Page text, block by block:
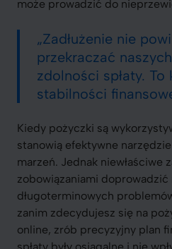
może prowadzić do
„Zadłużenie nie
przekraczać
zdolności spłaty. To
stabilności
Kiedy pożyczki są
stanowią efektywne
marzeń. Jednak niewłaściwe
zobowiązaniami doprowadzić
długoterminowych
zanim zdecydujesz się na
online, zrób precyzyjny plan
spłaty były osiągalne i nie